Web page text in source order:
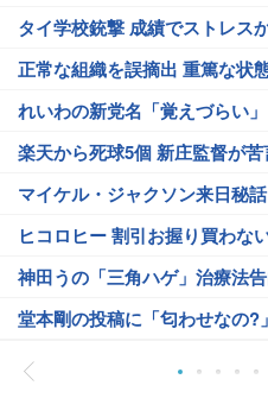
タイ学校銃撃 成績でストレス
正常な組織を誤摘出 重篤な状
れいわの新党名「覚えづらい」
楽天から死球5個 新庄監督が苦
マイケル・ジャクソン来日秘話
ヒコロヒー 割引お握り買わな
神田うの「三角ハゲ」治療法
堂本剛の投稿に「匂わせなの?」